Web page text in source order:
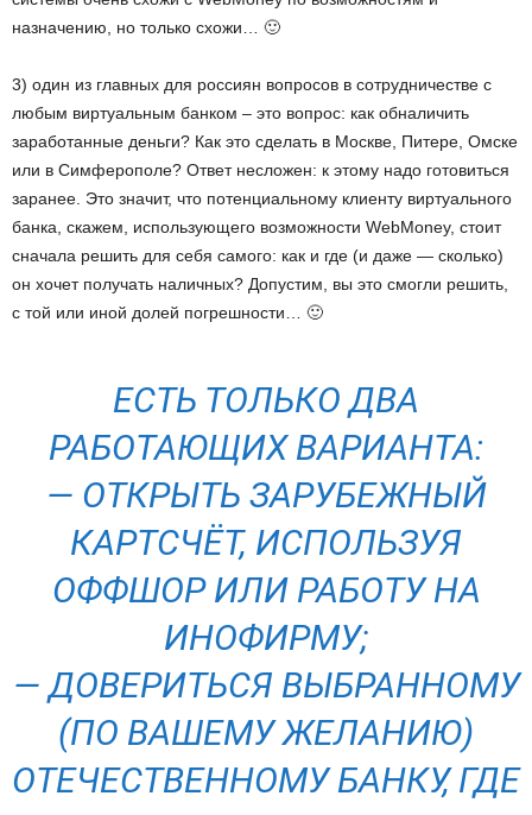
назначению, но только схожи… 🙂
3) один из главных для россиян вопросов в сотрудничестве с
любым виртуальным банком – это вопрос: как обналичить
заработанные деньги? Как это сделать в Москве, Питере, Омске
или в Симферополе? Ответ несложен: к этому надо готовиться
заранее. Это значит, что потенциальному клиенту виртуального
банка, скажем, использующего возможности WebMoney, стоит
сначала решить для себя самого: как и где (и даже — сколько)
он хочет получать наличных? Допустим, вы это смогли решить,
с той или иной долей погрешности… 🙂
ЕСТЬ ТОЛЬКО ДВА
РАБОТАЮЩИХ ВАРИАНТА:
— ОТКРЫТЬ ЗАРУБЕЖНЫЙ
КАРТСЧЁТ, ИСПОЛЬЗУЯ
ОФФШОР ИЛИ РАБОТУ НА
ИНОФИРМУ;
— ДОВЕРИТЬСЯ ВЫБРАННОМУ
(ПО ВАШЕМУ ЖЕЛАНИЮ)
ОТЕЧЕСТВЕННОМУ БАНКУ, ГДЕ